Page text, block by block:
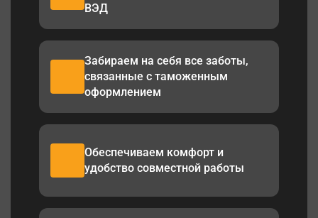
ВЭД
Забираем на себя все заботы,
связанные с таможенным
оформлением
Обеспечиваем комфорт и
удобство совместной работы